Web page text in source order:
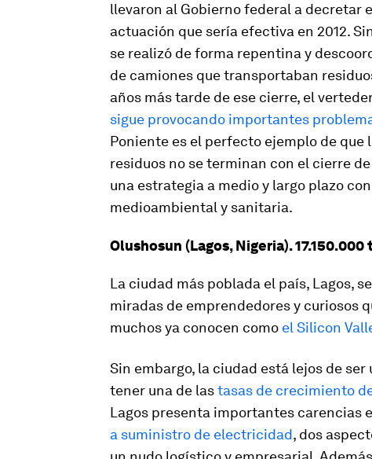
llevaron al Gobierno federal a decretar
actuación que sería efectiva en 2012.
se realizó de forma repentina y
de camiones que transportaban
años más tarde de ese cierre, el
sigue provocando importantes
Poniente es el perfecto ejemplo de
residuos no se terminan con el cierre
una estrategia a medio y largo plazo
medioambiental y sanitaria.
Olushosun (Lagos, Nigeria).
La ciudad más poblada el país, Lagos,
miradas de emprendedores y curiosos
muchos ya conocen como el Silicon
Sin embargo, la ciudad está lejos de
tener una de lastasas de crecimiento
Lagos presenta importantes carencias
a suministro de electricidad, dos